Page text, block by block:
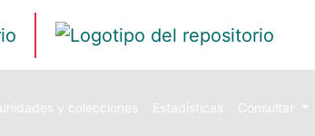
y colecciones Estadísticas Consultar